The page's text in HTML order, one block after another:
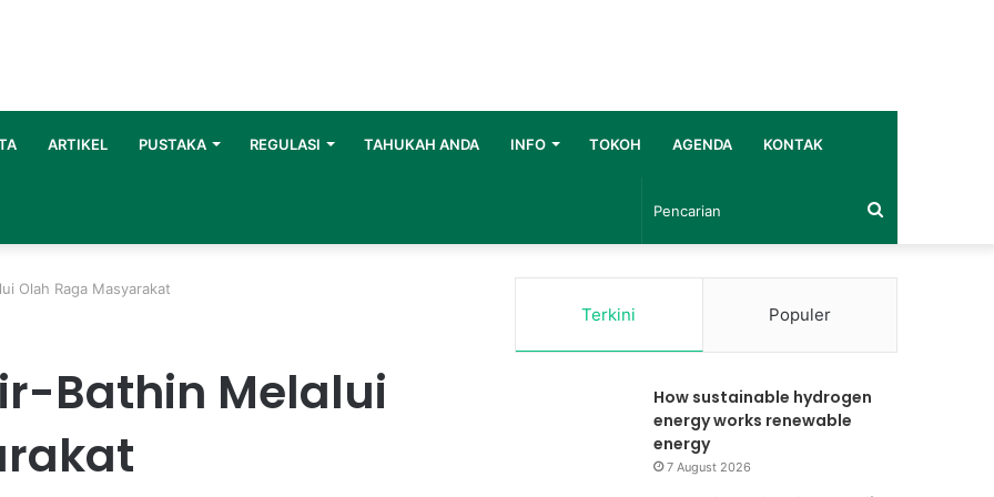
ARTIKEL PUSTAKA REGULASI TAHUKAH ANDA INFO TOKOH AGENDA KONTAK
Pencarian
Olah Raga Masyarakat
Bathin Melalui
Terkini Populer
How sustainable hydrogen
energy works renewable
energy
7 August 2026